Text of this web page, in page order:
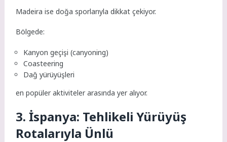
Madeira ise doğa sporlarıyla dikkat çekiyor.
Bölgede:
Kanyon geçişi (canyoning)
Coasteering
Dağ yürüyüşleri
en popüler aktiviteler arasında yer alıyor.
3. İspanya: Tehlikeli Yürüyüş
Rotalarıyla Ünlü